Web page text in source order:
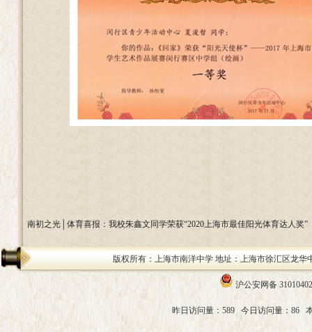
​南初之光│体育喜报：我校朱鑫文同学荣获“2020上海市最佳阳光体育达人奖”
版权所有：上海市南洋中学 地址：上海市徐汇区龙华
沪公安网备
昨日访问量：589 今日访问量：86